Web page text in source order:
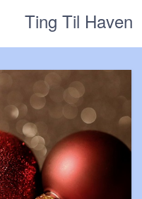
Ting Til Haven